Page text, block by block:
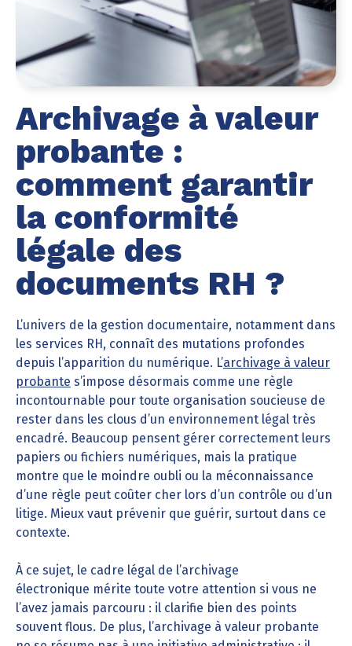
Archivage à valeur
probante :
comment garantir
la conformité
légale des
documents RH ?
L’univers de la gestion documentaire, notamment dans
les services RH, connaît des mutations profondes
depuis l’apparition du numérique. L’archivage à valeur
probante s’impose désormais comme une règle
incontournable pour toute organisation soucieuse de
rester dans les clous d’un environnement légal très
encadré. Beaucoup pensent gérer correctement leurs
papiers ou fichiers numériques, mais la pratique
montre que le moindre oubli ou la méconnaissance
d’une règle peut coûter cher lors d’un contrôle ou d’un
litige. Mieux vaut prévenir que guérir, surtout dans ce
contexte.
À ce sujet, le cadre légal de l’archivage
électronique mérite toute votre attention si vous ne
l’avez jamais parcouru : il clarifie bien des points
souvent flous. De plus, l’archivage à valeur probante